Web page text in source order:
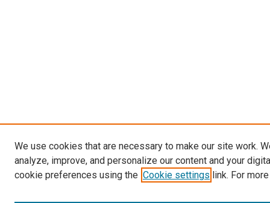
We use cookies that are necessary to make our site work.
analyze, improve, and personalize our content and your
cookie preferences using the Cookie settings link. For